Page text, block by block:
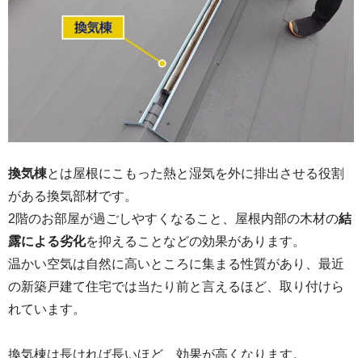
換気棟とは屋根にこもった熱と湿気を外に排出させる役割
がある換気部材です。
2階のお部屋が過ごしやすくなること、屋根内部の木材の結
露による劣化を抑えることなどの効果があります。
温かい空気は自然に高いところに集まる性質があり、最近
の新築戸建て住宅では当たり前と言えるほど、取り付けら
れています。
換気棟は長ければ長いほど、効果が高くなります。